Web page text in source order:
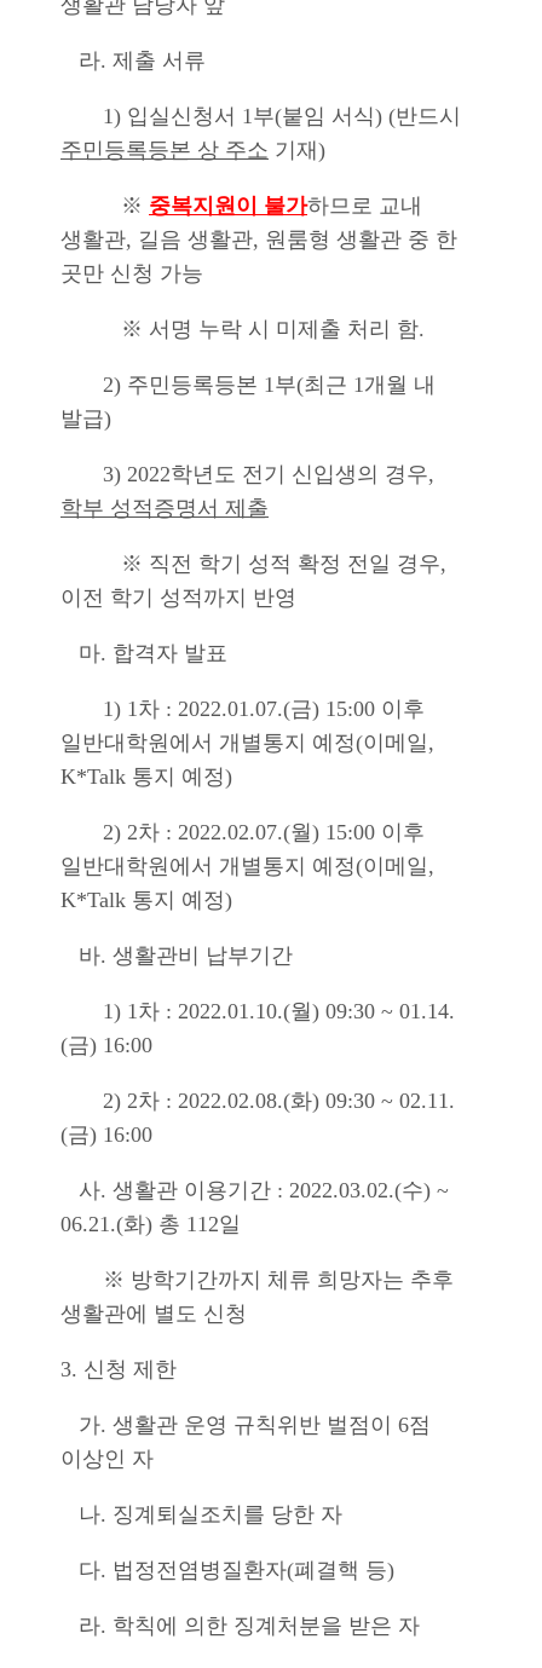
생활관 담당자 앞
라. 제출 서류
1) 입실신청서 1부(붙임 서식) (반드시
주민등록등본 상 주소 기재 )
※ 중복지원이 불가하므로 교내
생활관, 길음 생활관, 원룸형 생활관 중 한
곳만 신청 가능
※ 서명 누락 시 미제출 처리 함.
2) 주민등록등본 1부(최근 1개월 내
발급)
3) 2022학년도 전기 신입생의 경우,
학부 성적증명서 제출
※ 직전 학기 성적 확정 전일 경우,
이전 학기 성적까지 반영
마. 합격자 발표
1) 1차 : 2022.01.07.(금) 15:00 이후
일반대학원에서 개별통지 예정(이메일,
K*Talk 통지 예정)
2) 2차 : 2022.02.07.(월) 15:00 이후
일반대학원에서 개별통지 예정(이메일,
K*Talk 통지 예정)
바. 생활관비 납부기간
1) 1차 : 2022.01.10.(월) 09:30 ~ 01.14.
(금) 16:00
2) 2차 : 2022.02.08.(화) 09:30 ~ 02.11.
(금) 16:00
사. 생활관 이용기간 : 2022.03.02.(수) ~
06.21.(화) 총 112일
※ 방학기간까지 체류 희망자는 추후
생활관에 별도 신청
3. 신청 제한
가. 생활관 운영 규칙위반 벌점이 6점
이상인 자
나. 징계퇴실조치를 당한 자
다. 법정전염병질환자(폐결핵 등)
라. 학칙에 의한 징계처분을 받은 자